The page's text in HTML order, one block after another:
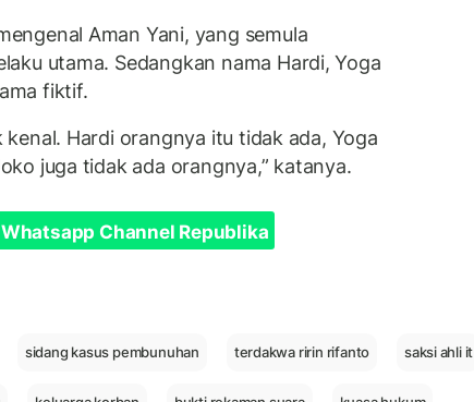
Aman Yani, yang semula
utama. Sedangkan nama Hardi, Yoga
fiktif.
kenal. Hardi orangnya itu tidak ada, Yoga
juga tidak ada orangnya,” katanya.
Channel Republika
sidang kasus pembunuhan terdakwa ririn rifanto saksi ahli it